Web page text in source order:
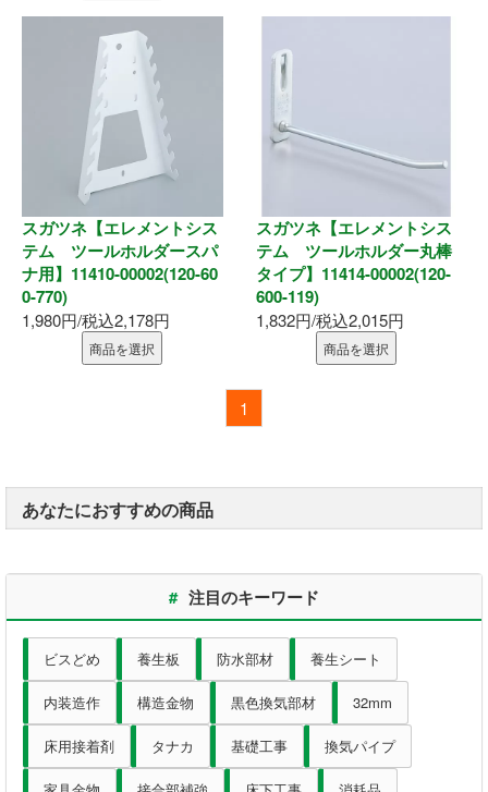
スガツネ【エレメントシス
テム ツールホルダースパ
ナ用】11410-00002(120-60
0-770)
1,980円/税込2,178円
商品を選択
スガツネ【エレメントシス
テム ツールホルダー丸棒
タイプ】11414-00002(120-
600-119)
1,832円/税込2,015円
商品を選択
1
あなたにおすすめの商品
# 注目のキーワード
ビスどめ 養生板 防水部材 養生シート
内装造作 構造金物 黒色換気部材 32mm
床用接着剤 タナカ 基礎工事 換気パイプ